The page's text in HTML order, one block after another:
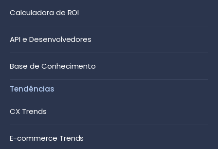
Calculadora de ROI
API e Desenvolvedores
Base de Conhecimento
Tendências
CX Trends
E-commerce Trends